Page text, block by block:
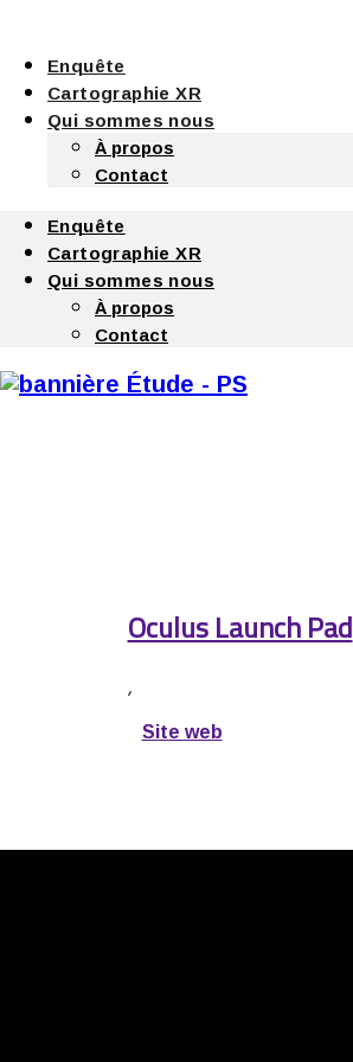
Enquête
Cartographie XR
Qui sommes nous
À propos
Contact
Enquête
Cartographie XR
Qui sommes nous
À propos
Contact
Oculus Launch Pad
,
Site web